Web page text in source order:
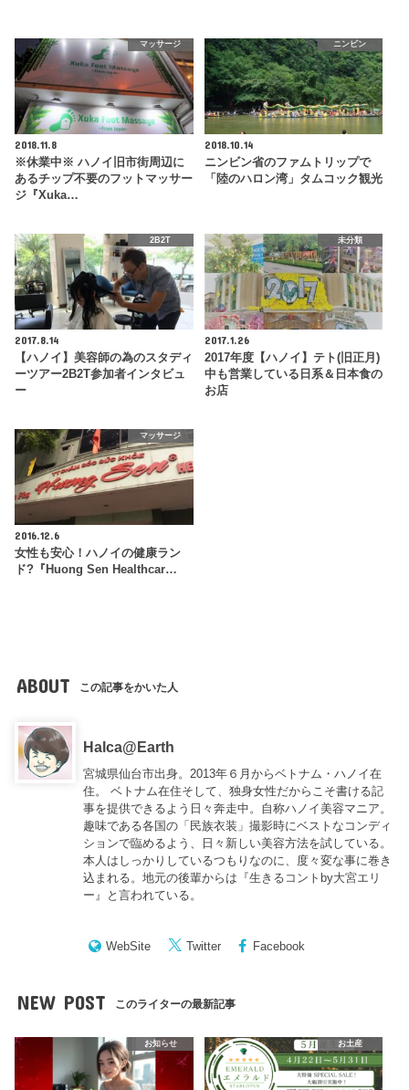
マッサージ
2018.11.8
※休業中※ ハノイ旧市街周辺に
あるチップ不要のフットマッサー
ジ『Xuka…
ニンビン
2018.10.14
ニンビン省のファムトリップで
「陸のハロン湾」タムコック観光
2B2T
2017.8.14
【ハノイ】美容師の為のスタディ
ーツアー2B2T参加者インタビュ
ー
未分類
2017.1.26
2017年度【ハノイ】テト(旧正月)
中も営業している日系＆日本食の
お店
マッサージ
2016.12.6
女性も安心！ハノイの健康ラン
ド?『Huong Sen Healthcar…
ABOUT この記事をかいた人
Halca@Earth
宮城県仙台市出身。2013年６月からベトナム・ハノイ在
住。 ベトナム在住そして、独身女性だからこそ書ける記
事を提供できるよう日々奔走中。自称ハノイ美容マニア。
趣味である各国の「民族衣装」撮影時にベストなコンディ
ションで臨めるよう、日々新しい美容方法を試している。
本人はしっかりしているつもりなのに、度々変な事に巻き
込まれる。地元の後輩からは『生きるコントby大宮エリ
ー』と言われている。
WebSite Twitter Facebook
NEW POST このライターの最新記事
お知らせ お土産